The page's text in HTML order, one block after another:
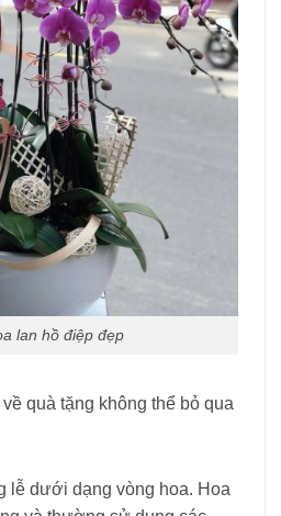
lan hồ điệp đẹp
quà tặng không thể bỏ qua
lễ dưới dạng vòng hoa. Hoa